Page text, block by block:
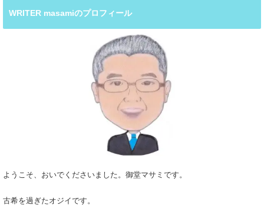
WRITER masamiのプロフィール
ようこそ、おいでくださいました。御堂マサミです。
古希を過ぎたオジイです。